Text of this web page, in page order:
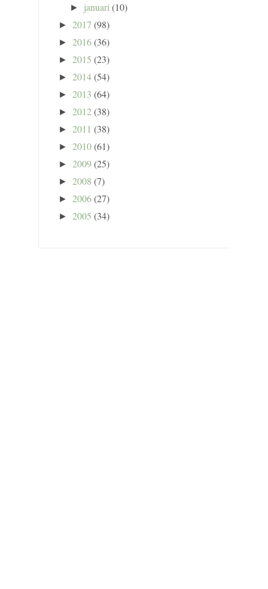
► januari (10)
► 2017 (98)
► 2016(36)
► 2015 (23)
► 2014(54)
► 2013 (64)
► 2012(38)
► 2011 (38)
► 2010(61)
► 2009(25)
► 2008 (7)
► 2006(27)
► 2005 (34)